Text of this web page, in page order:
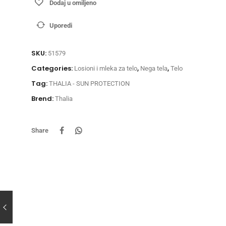
Dodaj u omiljeno
Uporedi
SKU: 51579
Categories: Losioni i mleka za telo, Nega tela, Telo
Tag: THALIA - SUN PROTECTION
Brend: Thalia
Share